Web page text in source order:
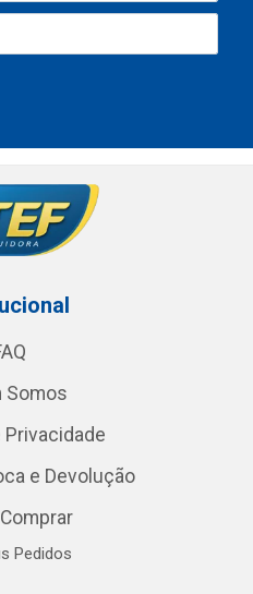
Somos
e Devolução
Pedidos